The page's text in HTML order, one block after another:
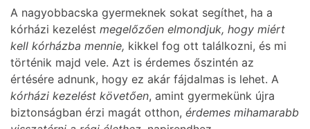
A nagyobbacska gyermeknek sokat segíthet, ha a
kórházi kezelést megelőzően elmondjuk, hogy miért
kell kórházba mennie, kikkel fog ott találkozni, és mi
történik majd vele. Azt is érdemes őszintén az
értésére adnunk, hogy ez akár fájdalmas is lehet. A
kórházi kezelést követően, amint gyermekünk újra
biztonságban érzi magát otthon, érdemes mihamarabb